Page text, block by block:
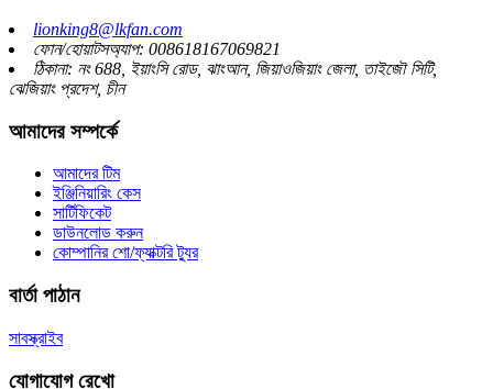
lionking8@lkfan.com
ফোন/হোয়াটসঅ্যাপ: 008618167069821
ঠিকানা: নং 688, ইয়াংসি রোড, ঝাংআন, জিয়াওজিয়াং জেলা, তাইজৌ সিটি,
ঝেজিয়াং প্রদেশ, চীন
আমাদের সম্পর্কে
আমাদের টিম
ইঞ্জিনিয়ারিং কেস
সার্টিফিকেট
ডাউনলোড করুন
কোম্পানির শো/ফ্যাক্টরি ট্যুর
বার্তা পাঠান
সাবস্ক্রাইব
যোগাযোগ রেখো